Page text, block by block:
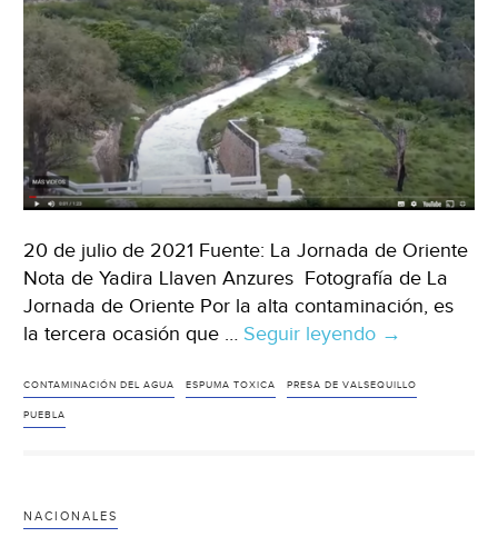
20 de julio de 2021 Fuente: La Jornada de Oriente
Nota de Yadira Llaven Anzures Fotografía de La
Jornada de Oriente Por la alta contaminación, es
la tercera ocasión que … Seguir leyendo Puebla-
Integrales
→
CONTAMINACIÓN DEL AGUA ESPUMA TOXICA PRESA DE VALSEQUILLO
PUEBLA
NACIONALES